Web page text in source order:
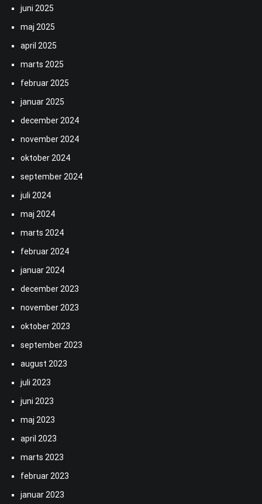
juni 2025
maj 2025
april 2025
marts 2025
februar 2025
januar 2025
december 2024
november 2024
oktober 2024
september 2024
juli 2024
maj 2024
marts 2024
februar 2024
januar 2024
december 2023
november 2023
oktober 2023
september 2023
august 2023
juli 2023
juni 2023
maj 2023
april 2023
marts 2023
februar 2023
januar 2023